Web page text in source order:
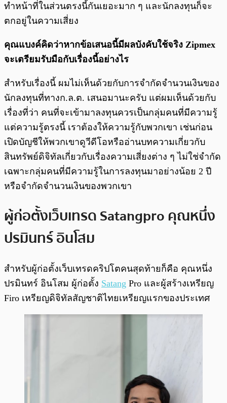
ทำหน้าที่ในส่วนตรงนี้กันเยอะมาก ๆ และนักลงทุนก็จะ
ตกอยู่ในความเสี่ยง
คุณแบงค์คิดว่าหากข้อเสนอนี้มีผลบังคับใช้จริง Zipmex
จะเตรียมรับมือกับเรื่องนี้อย่างไร
สำหรับเรื่องนี้ ผมไม่เห็นด้วยกับการจำกัดจำนวนเงินของ
นักลงทุนที่ทางก.ล.ต. เสนอมานะครับ แต่ผมเห็นด้วยกับ
เรื่องที่ว่า คนที่จะเข้ามาลงทุนควรเป็นกลุ่มคนที่มีความรู้
แต่ความรู้ตรงนี้ เราต้องให้ความรู้กับพวกเขา เช่นก่อน
เปิดบัญชีให้พวกเขาดูวีดีโอหรืออ่านบทความเกี่ยวกับ
สินทรัพย์ดิจิทัลเกี่ยวกับเรื่องความเสี่ยงต่าง ๆ ไม่ใช่จำกัด
เฉพาะกลุ่มคนที่มีความรู้ในการลงทุนมาอย่างน้อย 2 ปี
หรือจำกัดจำนวนเงินของพวกเขา
ผู้ก่อตั้งเว็บเทรด Satangproคุณหนึ่ง
ปรมินทร์ อินโสม
สำหรับผู้ก่อตั้งเว็บเทรดคริปโตคนสุดท้ายก็คือ คุณหนึ่ง
ปรมินทร์ อินโสม ผู้ก่อตั้ง Satang Pro และผู้สร้างเหรียญ
Firo เหรียญดิจิทัลสัญชาติไทยเหรียญแรกของประเทศ